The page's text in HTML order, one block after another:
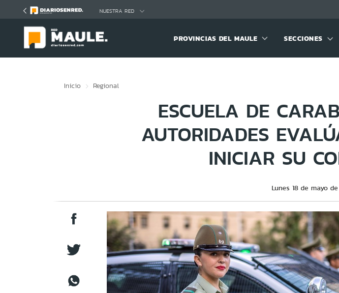
NUESTRA RED
PROVINCIAS DEL MAULE SECCIONES
Inicio Regional
ESCUELA DE
AUTORIDADES
INICIAR SU
Lunes 18 de mayo